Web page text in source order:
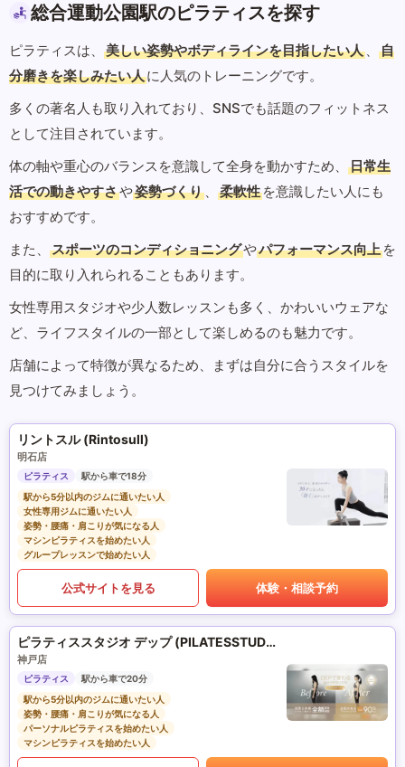
総合運動公園駅のピラティスを探す
ピラティスは、 美しい姿勢やボディラインを目指したい人 、
自
分磨きを楽しみたい人に人気のトレーニングです。
多くの著名人も取り入れており、SNSでも話題のフィットネス
として注目されています。
体の軸や重心のバランスを意識して全身を動かすため、
日常生
活での動きやすさや姿勢づくり 、 柔軟性 を意識したい人にも
おすすめです。
また、
スポーツのコンディショニングやパフォーマンス向上 を
目的に取り入れられることもあります。
女性専用スタジオや少人数レッスンも多く、かわいいウェアな
ど、ライフスタイルの一部として楽しめるのも魅力です。
店舗によって特徴が異なるため、まずは自分に合うスタイルを
見つけてみましょう。
リントスル (Rintosull)
明石店
ピラティス
駅から車で18分
駅から5分以内のジムに通いたい人
女性専用ジムに通いたい人
姿勢・腰痛・肩こりが気になる人
マシンピラティスを始めたい人
グループレッスンで始めたい人
公式サイトを見る 体験・相談予約
ピラティススタジオ デップ (PILATESSTUDIO DEP)
神戸店
ピラティス
駅から車で20分
駅から5分以内のジムに通いたい人
姿勢・腰痛・肩こりが気になる人
パーソナルピラティスを始めたい人
マシンピラティスを始めたい人